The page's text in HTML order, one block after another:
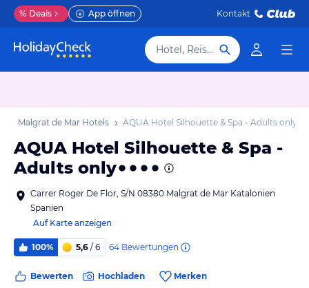
% Deals App öffnen Kontakt
Hotel, Reiseziel
Malgrat de Mar Hotels AQUA Hotel Silhouette & Spa - Adults only
AQUA Hotel Silhouette & Spa -
Adults only
Carrer Roger De Flor, S/N 08380 Malgrat de Mar Katalonien
Spanien
Auf Karte anzeigen
100% 5,6 / 6 64 Bewertungen
Bewerten Hochladen Merken